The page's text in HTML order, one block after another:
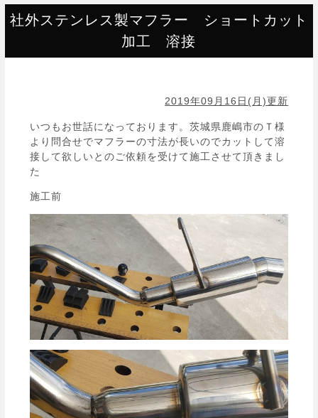
社外ステンレス製マフラー ショートカット
加工 溶接
2019年09月16日(月)更新
いつもお世話になっております。茨城県鹿嶋市のＴ様
より問合せでマフラーの寸法が長いのでカットして溶
接して欲しいとのご依頼を受けて施工させて頂きまし
た
施工前